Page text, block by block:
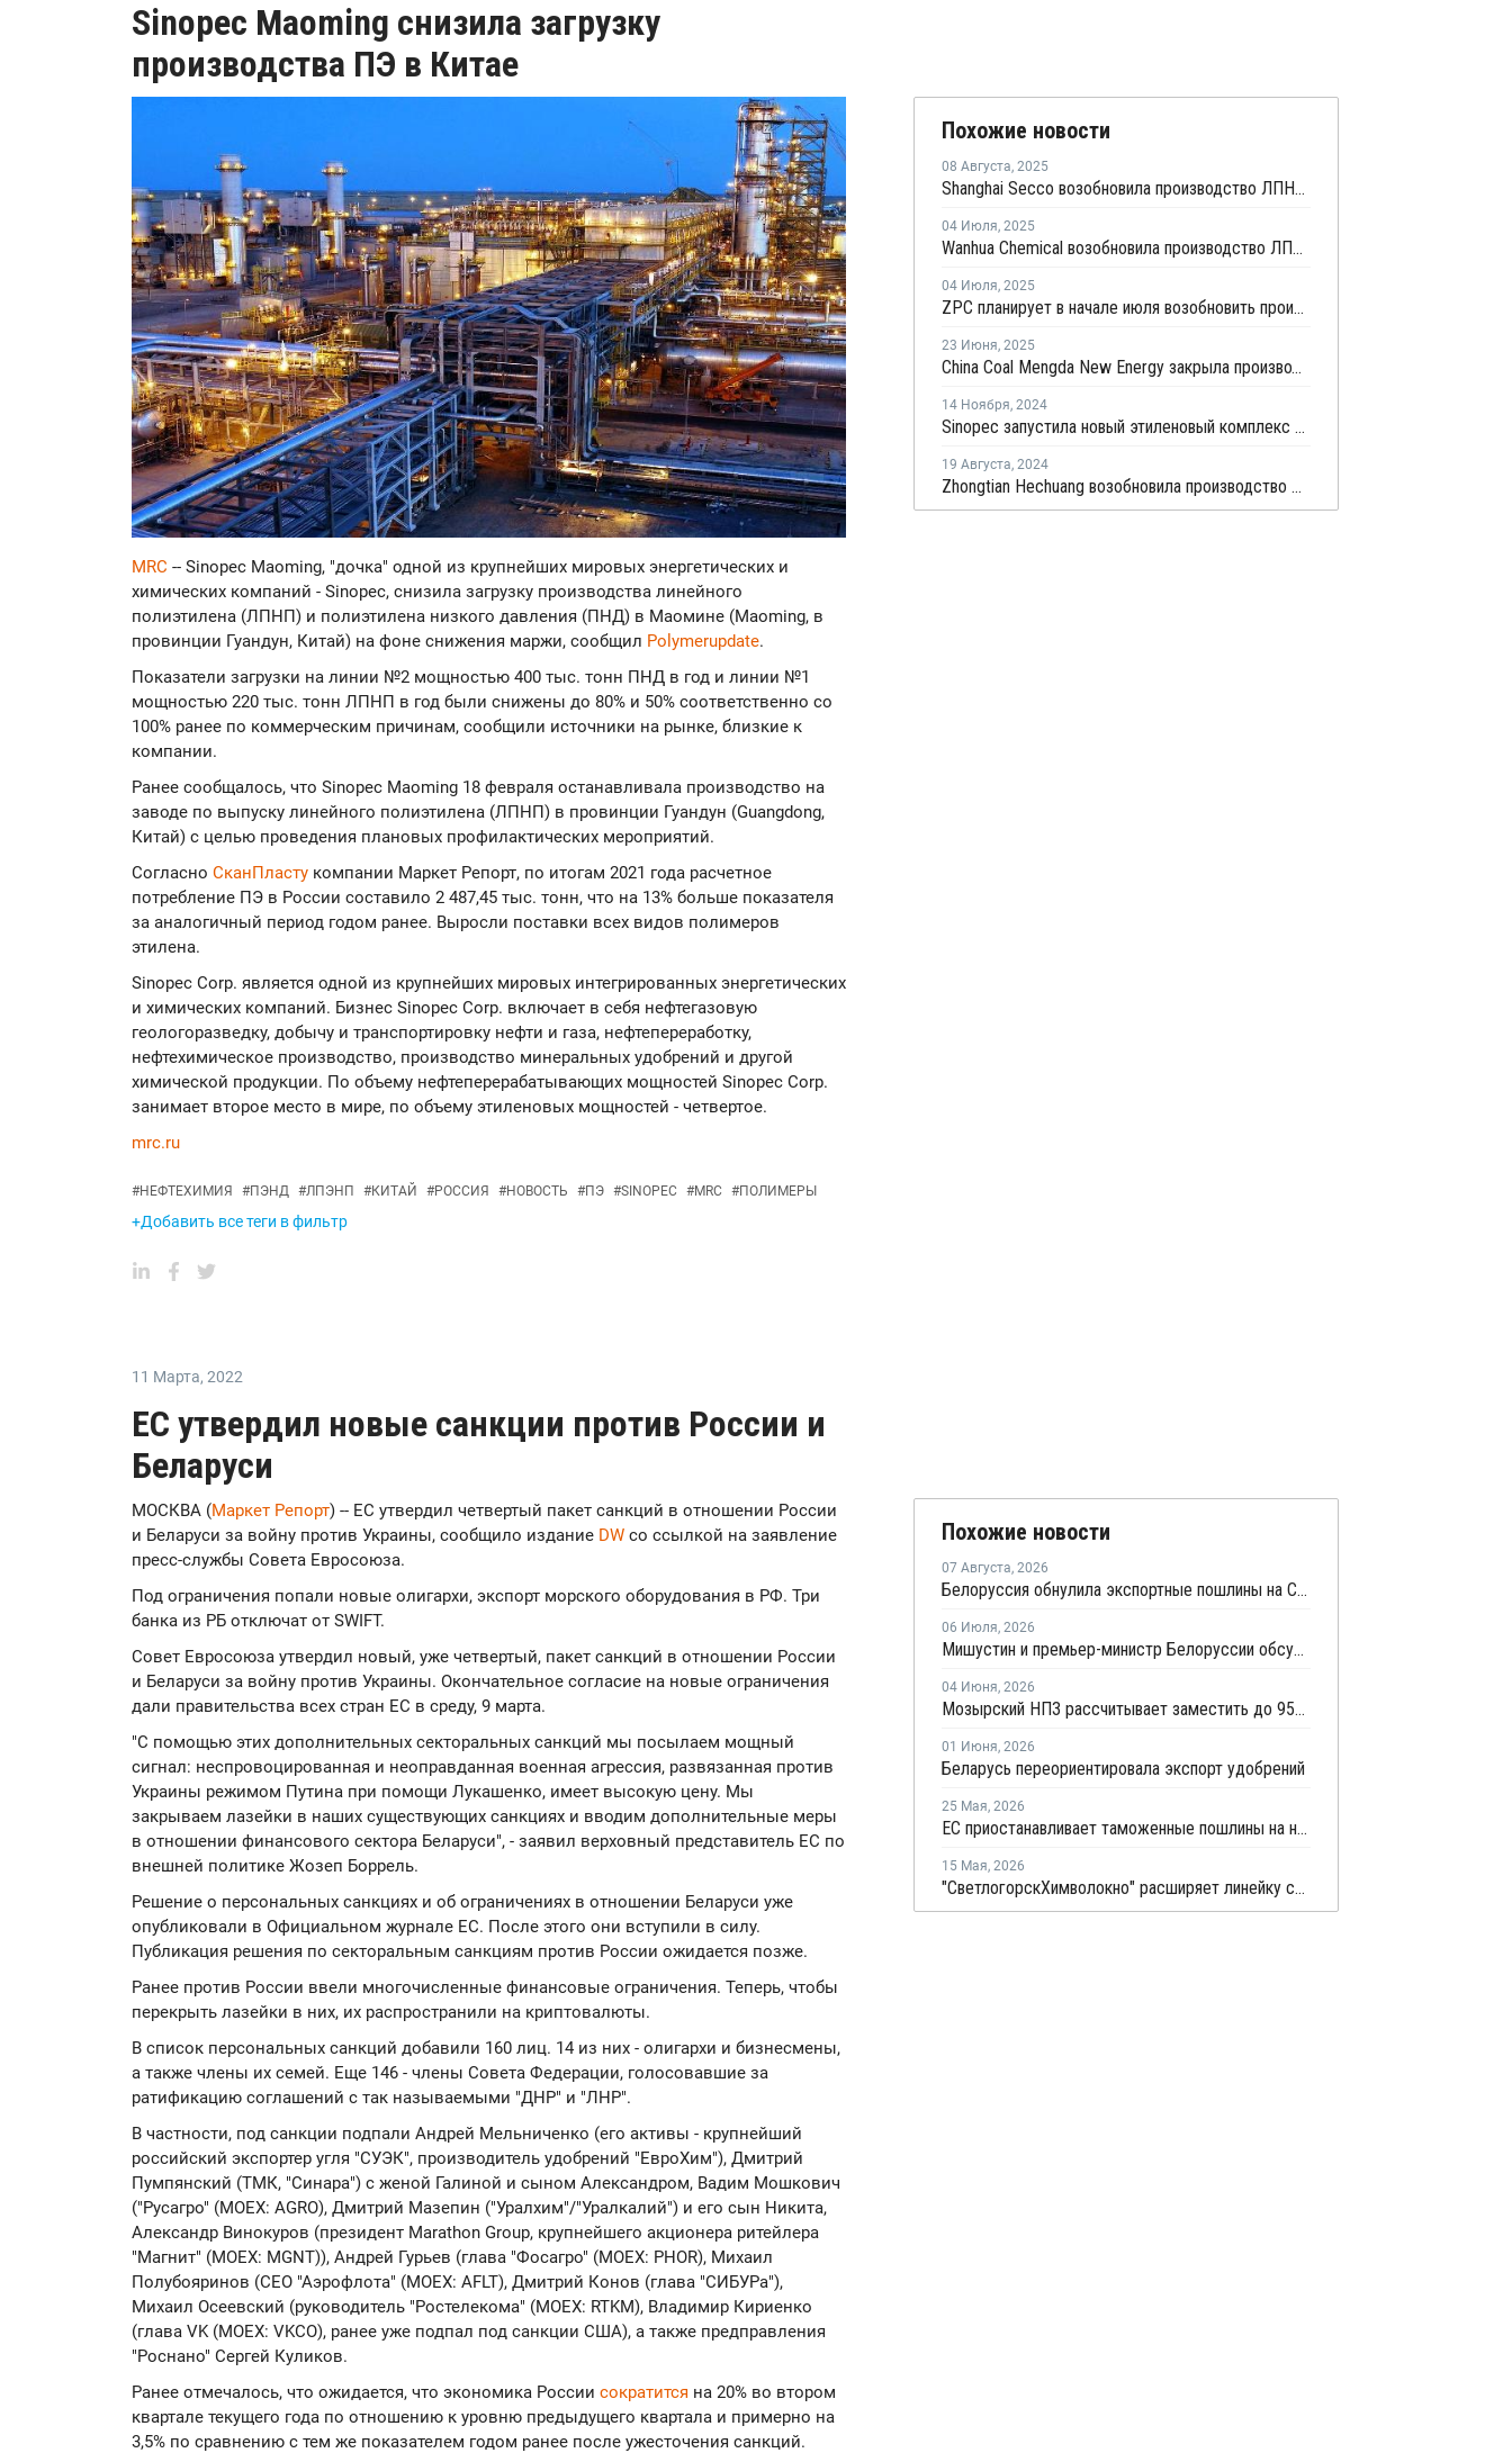
Sinopec Maoming снизила загрузку
производства ПЭ в Китае
MRC -- Sinopec Maoming, "дочка" одной из крупнейших мировых энергетических и
химических компаний - Sinopec, снизила загрузку производства линейного
полиэтилена (ЛПНП) и полиэтилена низкого давления (ПНД) в Маомине (Maoming, в
провинции Гуандун, Китай) на фоне снижения маржи, сообщил Polymerupdate.
Показатели загрузки на линии №2 мощностью 400 тыс. тонн ПНД в год и линии №1
мощностью 220 тыс. тонн ЛПНП в год были снижены до 80% и 50% соответственно со
100% ранее по коммерческим причинам, сообщили источники на рынке, близкие к
компании.
Ранее сообщалось, что Sinopec Maoming 18 февраля останавливала производство на
заводе по выпуску линейного полиэтилена (ЛПНП) в провинции Гуандун (Guangdong,
Китай) с целью проведения плановых профилактических мероприятий.
Согласно СканПласту компании Маркет Репорт, по итогам 2021 года расчетное
потребление ПЭ в России составило 2 487,45 тыс. тонн, что на 13% больше показателя
за аналогичный период годом ранее. Выросли поставки всех видов полимеров
этилена.
Sinopec Corp. является одной из крупнейших мировых интегрированных энергетических
и химических компаний. Бизнес Sinopec Corp. включает в себя нефтегазовую
геологоразведку, добычу и транспортировку нефти и газа, нефтепереработку,
нефтехимическое производство, производство минеральных удобрений и другой
химической продукции. По объему нефтеперерабатывающих мощностей Sinopec Corp.
занимает второе место в мире, по объему этиленовых мощностей - четвертое.
mrc.ru
#НЕФТЕХИМИЯ #ПЭНД #ЛПЭНП #КИТАЙ #РОССИЯ #НОВОСТЬ #ПЭ #SINOPEC #MRC #ПОЛИМЕРЫ
+Добавить все теги в фильтр
Похожие новости
08 Августа, 2025
Shanghai Secco возобновила производство ЛПНП в Шанхае после ремонта
04 Июля, 2025
Wanhua Chemical возобновила производство ЛПНП после профилактики
04 Июля, 2025
ZPC планирует в начале июля возобновить производство
23 Июня, 2025
China Coal Mengda New Energy закрыла производство олефинов на ремонт
14 Ноября, 2024
Sinopec запустила новый этиленовый комплекс на севере Китая
19 Августа, 2024
Zhongtian Hechuang возобновила производство ПВД в Китае после профилактики
11 Марта, 2022
ЕС утвердил новые санкции против России и
Беларуси
МОСКВА (Маркет Репорт) -- ЕС утвердил четвертый пакет санкций в отношении России
и Беларуси за войну против Украины, сообщило издание DW со ссылкой на заявление
пресс-службы Совета Евросоюза.
Под ограничения попали новые олигархи, экспорт морского оборудования в РФ. Три
банка из РБ отключат от SWIFT.
Совет Евросоюза утвердил новый, уже четвертый, пакет санкций в отношении России
и Беларуси за войну против Украины. Окончательное согласие на новые ограничения
дали правительства всех стран ЕС в среду, 9 марта.
"С помощью этих дополнительных секторальных санкций мы посылаем мощный
сигнал: неспровоцированная и неоправданная военная агрессия, развязанная против
Украины режимом Путина при помощи Лукашенко, имеет высокую цену. Мы
закрываем лазейки в наших существующих санкциях и вводим дополнительные меры
в отношении финансового сектора Беларуси", - заявил верховный представитель ЕС по
внешней политике Жозеп Боррель.
Решение о персональных санкциях и об ограничениях в отношении Беларуси уже
опубликовали в Официальном журнале ЕС. После этого они вступили в силу.
Публикация решения по секторальным санкциям против России ожидается позже.
Ранее против России ввели многочисленные финансовые ограничения. Теперь, чтобы
перекрыть лазейки в них, их распространили на криптовалюты.
В список персональных санкций добавили 160 лиц. 14 из них - олигархи и бизнесмены,
а также члены их семей. Еще 146 - члены Совета Федерации, голосовавшие за
ратификацию соглашений с так называемыми "ДНР" и "ЛНР".
В частности, под санкции подпали Андрей Мельниченко (его активы - крупнейший
российский экспортер угля "СУЭК", производитель удобрений "ЕвроХим"), Дмитрий
Пумпянский (ТМК, "Синара") c женой Галиной и сыном Александром, Вадим Мошкович
("Русагро" (MOEX: AGRO), Дмитрий Мазепин ("Уралхим"/"Уралкалий") и его сын Никита,
Александр Винокуров (президент Marathon Group, крупнейшего акционера ритейлера
"Магнит" (MOEX: MGNT)), Андрей Гурьев (глава "Фосагро" (MOEX: PHOR), Михаил
Полубояринов (СЕО "Аэрофлота" (MOEX: AFLT), Дмитрий Конов (глава "СИБУРа"),
Михаил Осеевский (руководитель "Ростелекома" (MOEX: RTKM), Владимир Кириенко
(глава VK (MOEX: VKCO), ранее уже подпал под санкции США), а также предправления
"Роснано" Сергей Куликов.
Ранее отмечалось, что ожидается, что экономика России сократится на 20% во втором
квартале текущего года по отношению к уровню предыдущего квартала и примерно на
3,5% по сравнению с тем же показателем годом ранее после ужесточения санкций.
Похожие новости
07 Августа, 2026
Белоруссия обнулила экспортные пошлины на СУГ
06 Июля, 2026
Мишустин и премьер-министр Белоруссии обсудили сотрудничество РФ и Белоруссии в сфере углеводородов
04 Июня, 2026
Мозырский НПЗ рассчитывает заместить до 95% импорта полипропилена в Беларуси
01 Июня, 2026
Беларусь переориентировала экспорт удобрений
25 Мая, 2026
ЕС приостанавливает таможенные пошлины на некоторые удобрения, но не из РФ
15 Мая, 2026
"Светлогорск­Химволокно" расширяет линейку соэкструзионных пленок